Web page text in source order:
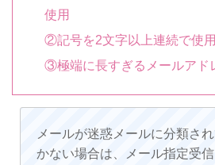
使用
②記号を2文字以上連続で使用
③極端に長すぎるメールアド
メールが迷惑メールに分類さ
かない場合は、メール指定受